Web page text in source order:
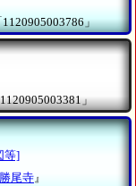
」
」
等]
勝尾寺』